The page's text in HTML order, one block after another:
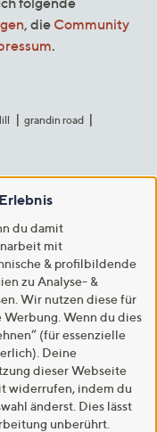
, die Community
.
grandin road
du damit
mit
& profilbildende
zu Analyse- &
Wir nutzen diese für
Wenn du dies
(für essenzielle
Deine
dieser Webseite
widerrufen, indem du
änderst. Dies lässt
unberührt.